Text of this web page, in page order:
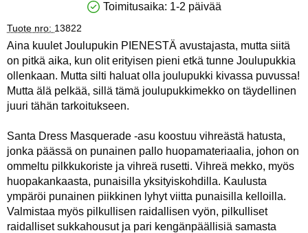
Saatavuus: Varastossa
Toimitusaika: 1-2 päivää
Tuote nro: 13822
Aina kuulet Joulupukin PIENESTÄ avustajasta, mutta siitä
on pitkä aika, kun olit erityisen pieni etkä tunne Joulupukkia
ollenkaan. Mutta silti haluat olla joulupukki kivassa puvussa!
Mutta älä pelkää, sillä tämä joulupukkimekko on täydellinen
juuri tähän tarkoitukseen.
Santa Dress Masquerade -asu koostuu vihreästä hatusta,
jonka päässä on punainen pallo huopamateriaalia, johon on
ommeltu pilkkukoriste ja vihreä rusetti. Vihreä mekko, myös
huopakankaasta, punaisilla yksityiskohdilla. Kaulusta
ympäröi punainen piikkinen lyhyt viitta punaisilla kelloilla.
Valmistaa myös pilkullisen raidallisen vyön, pilkulliset
raidalliset sukkahousut ja pari kengänpäällisiä samasta